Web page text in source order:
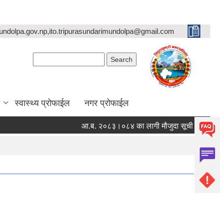
स्वास्थ्य प्रोफाईल नगर प्रोफाईल
आ.ब. २०८३।०८४ का लागी मौजुदा सूची दर्ता गर्ने